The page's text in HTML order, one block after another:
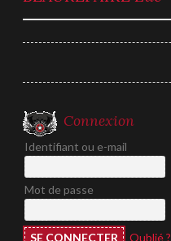
de
Connexion
Identifiant ou e-mail
Mot de passe
Oublié ?